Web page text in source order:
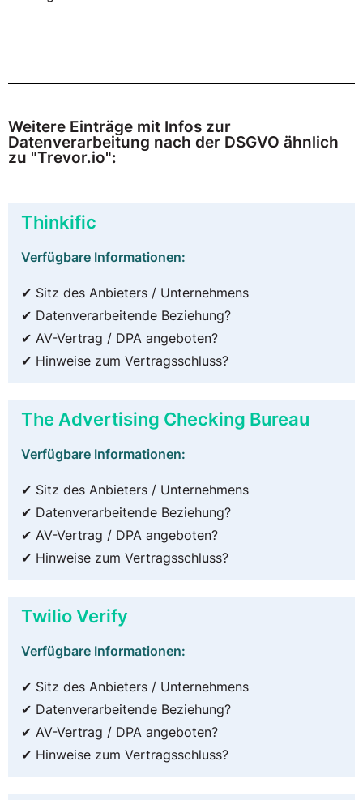
Weitere Einträge mit Infos zur
Datenverarbeitung nach der DSGVO ähnlich
zu "Trevor.io":
Thinkific
Verfügbare Informationen:
✔ Sitz des Anbieters / Unternehmens
✔ Datenverarbeitende Beziehung?
✔ AV-Vertrag / DPA angeboten?
✔ Hinweise zum Vertragsschluss?
The Advertising Checking Bureau
Verfügbare Informationen:
✔ Sitz des Anbieters / Unternehmens
✔ Datenverarbeitende Beziehung?
✔ AV-Vertrag / DPA angeboten?
✔ Hinweise zum Vertragsschluss?
Twilio Verify
Verfügbare Informationen:
✔ Sitz des Anbieters / Unternehmens
✔ Datenverarbeitende Beziehung?
✔ AV-Vertrag / DPA angeboten?
✔ Hinweise zum Vertragsschluss?